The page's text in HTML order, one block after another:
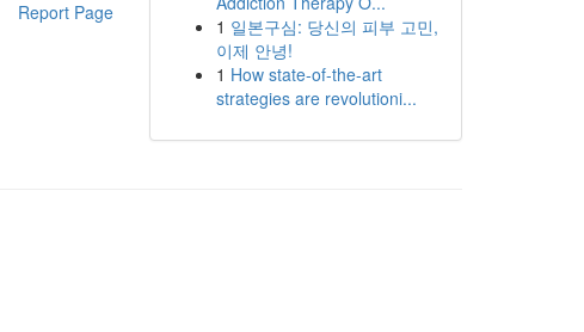
Report Page
1 일본구심: 당신의 피부 고민,
이제 안녕!
1 How state-of-the-art
strategies are revolutioni...